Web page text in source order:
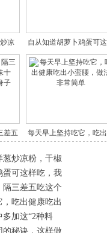
凉
自从知道胡萝卜鸡蛋可
吃，我
差五
每天早上坚持吃它，吃
葱炒凉粉，干椒
蛋可这样吃，我
隔三差五吃这个
吃出健康吃出
加这“2种料
的秘诀，这样做